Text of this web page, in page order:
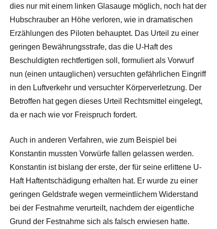
dies nur mit einem linken Glasauge möglich, noch hat der
Hubschrauber an Höhe verloren, wie in dramatischen
Erzählungen des Piloten behauptet. Das Urteil zu einer
geringen Bewährungsstrafe, das die U-Haft des
Beschuldigten rechtfertigen soll, formuliert als Vorwurf
nun (einen untauglichen) versuchten gefährlichen Eingriff
in den Luftverkehr und versuchter Körperverletzung. Der
Betroffen hat gegen dieses Urteil Rechtsmittel eingelegt,
da er nach wie vor Freispruch fordert.
Auch in anderen Verfahren, wie zum Beispiel bei
Konstantin mussten Vorwürfe fallen gelassen werden.
Konstantin ist bislang der erste, der für seine erlittene U-
Haft Haftentschädigung erhalten hat. Er wurde zu einer
geringen Geldstrafe wegen vermeintlichem Widerstand
bei der Festnahme verurteilt, nachdem der eigentliche
Grund der Festnahme sich als falsch erwiesen hatte.